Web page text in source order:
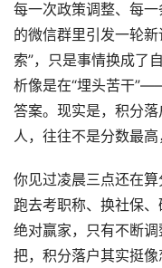
每一次政策调整、每
的微信群里引发一轮
索”，只是事情换成了
析像是在“埋头苦干
答案。现实是，积分
人，往往不是分数最高
你见过凌晨三点还在算
跑去考职称、换社保
绝对赢家，只有不断
把，积分落户其实挺